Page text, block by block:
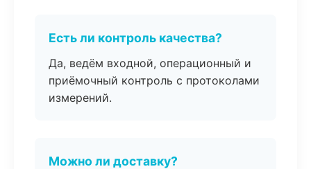
Есть ли контроль качества?
Да, ведём входной, операционный и
приёмочный контроль с протоколами
измерений.
Можно ли доставку?